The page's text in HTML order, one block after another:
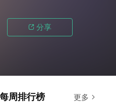
分享
更多 
周排行榜